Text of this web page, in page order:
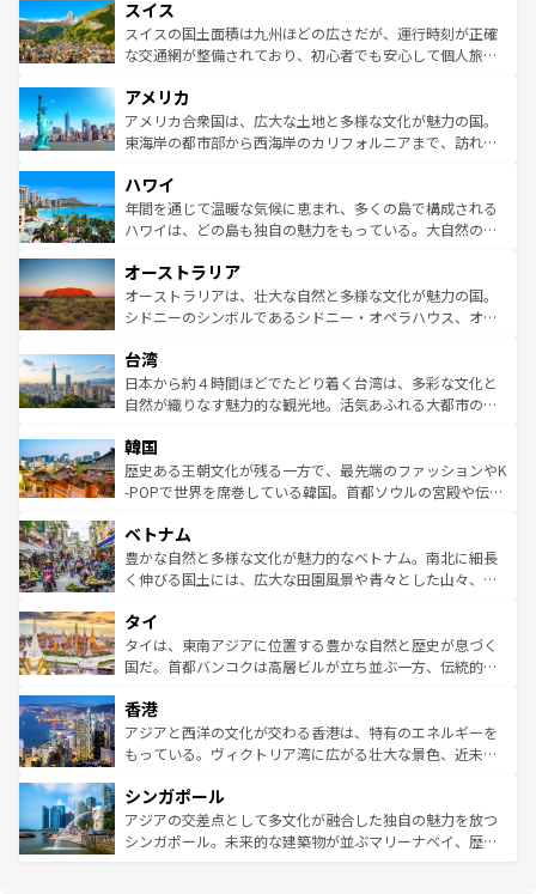
れる地方に足を運ぶとそれぞれで全く異なる文化を体験で
きるだろう。 なお、新着のフランス情報はコンテンツ一覧
を参照してほしい。
は、お酒好きな人にはぜひ体験してほしい。 なお、新着の
ドイツ情報はコンテンツ一覧を参照してほしい。
リアごとに異なる魅力がある。また、優雅なアフタヌーン
ティー、ビール好きにはたまらない英国パブ、サッカー観
戦など、本場だからこそできる体験も豊富。イギリスを旅
ンツ一覧を参照してほしい。
スイス
スイスの国土面積は九州ほどの広さだが、運行時刻が正確
な交通網が整備されており、初心者でも安心して個人旅行
の建物がそのまま残る町や、スイスならではのユニークな
博物館もあり、アルプス観光だけでなく町歩きも満喫する
ことができる。国民の所得が高いため物価も高いが、旅行
ば市内交通費無料で観光を楽しむこともできる。 なお、新
着のスイス情報はコンテンツ一覧 を参照してほしい。
アメリカ
アメリカ合衆国は、広大な土地と多様な文化が魅力の国。
東海岸の都市部から西海岸のカリフォルニアまで、訪れる
のような巨大都市は、観光、ショッピング、エンターテイ
ンメントが詰まった刺激的なスポットだ。一方、アメリカ
西部には大自然が広がり、グランドキャニオンやイエロー
部のニューオーリンズでは、音楽と美食が融合した独特の
文化が魅力。旅行者はアメリカの各地域で異なる魅力を楽
しみながら、その多様性と豊かな歴史を感じることができ
ならではの贅沢な旅のスタイルだ。 なお、新着のアメリカ
情報はコンテンツ一覧を参照してほしい。
ハワイ
年間を通じて温暖な気候に恵まれ、多くの島で構成される
ハワイは、どの島も独自の魅力をもっている。大自然の神
ワイ島は見逃せない。また、定番の観光地といえばオアフ
島だが、静かな自然を求めるならマウイ島やカウアイ島が
おすすめ。エメラルドグリーンに輝く海をはじめ、豊かな
れるおもてなしの心で訪れる人々を迎えてくれるハワイの
人々、おいしいローカルフードやハワイアンミュージッ
ク、伝統的なフラダンスなど、すべてがハワイの魅力を彩
ワイを、存分に味わってほしい。 なお、新着のハワイ情報
はコンテンツ一覧を参照してほしい。
オーストラリア
オーストラリアは、壮大な自然と多様な文化が魅力の国。
シドニーのシンボルであるシドニー・オペラハウス、オー
リアリーフや大陸中央部にそびえるウルル（エアーズロッ
ク）、タスマニアの美しい原生林やケアンズの熱帯雨林な
ど、見どころがたくさん。また、カフェやワイン、オージ
いる。アクティビティも充実しており、サーフィンやダイ
ビング、ハイキングなど、アウトドア好きにはたまらな
い。オーストラリアの多彩な魅力を存分に味わいつくそ
参照してほしい。
台湾
日本から約４時間ほどでたどり着く台湾は、多彩な文化と
自然が織りなす魅力的な観光地。活気あふれる大都市の台
ン）、静ひつな山岳地帯である台湾東部など、都市の喧騒
と山間の静けさが共存しており、訪れる人に新しい発見と
驚きをもたらしてくれる。また、奥深い台湾の食文化も魅
容にもいいと評判のスイーツなど、バラエティ豊かな料理
が味わえる。 なお、新着の台湾情報は コンテンツ一覧を参
照してほしい。
韓国
歴史ある王朝文化が残る一方で、最先端のファッションやK
-POPで世界を席巻している韓国。首都ソウルの宮殿や伝統
き、地方に足を延ばせば四季折々の自然美を楽しむことが
できる。そして、キムチや焼肉、絶品のストリートフード
まで、さまざまな韓国料理が待っている。夜には、韓国な
リティに包まれながら、韓国の多彩な魅力を心ゆくまで味
わってみてほしい。 なお、新着の韓国情報はコンテンツ一
覧を参照してほしい。
ベトナム
豊かな自然と多様な文化が魅力的なベトナム。南北に細長
く伸びる国土には、広大な田園風景や青々とした山々、世
急速な発展と共に伝統が息づく。ハノイの古い町並みやホ
ーチミン市のフランス統治時代の建物も、独特の雰囲気を
醸し出している。また、バラエティの豊かさとおいしさで
とつ。フォーやバインミー、ベトナムコーヒーなどは、ぜ
ひ現地で味わいたい。どの地域を訪れてもあたたかい人々
が旅行者を迎えてくれるので、きっと忘れられない旅にな
参照してほしい。
タイ
タイは、東南アジアに位置する豊かな自然と歴史が息づく
国だ。首都バンコクは高層ビルが立ち並ぶ一方、伝統的な
の活気が交差している。北部ではチェンマイなどの山岳地
帯で自然と触れ合い、南部ではプーケットやクラビの美し
いビーチでリゾート気分を楽しむことができる。タイ料理
激する。気候は一年中温暖で、どの季節にも異なる楽しみ
が待っている。親しみやすいタイの人々、仏教を中心とし
た文化、そして多様な観光資源が、訪れる旅人を魅了し続
香港
アジアと西洋の文化が交わる香港は、特有のエネルギーを
もっている。ヴィクトリア湾に広がる壮大な景色、近未来
み、どこを訪れても感動するはず。観光スポットが密集し
ており、効率よく見どころを回れるのも魅力。息をのむよ
うな絶景から文化的な体験まで、香港を存分に楽しみ尽く
シンガポール
アジアの交差点として多文化が融合した独自の魅力を放つ
シンガポール。未来的な建築物が並ぶマリーナベイ、歴史